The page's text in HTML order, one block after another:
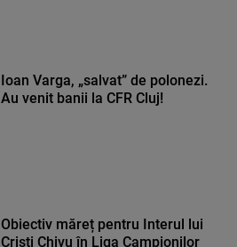
Ioan Varga, „salvat” de polonezi.
Au venit banii la CFR Cluj!
Obiectiv măreț pentru Interul lui
Cristi Chivu în Liga Campionilor